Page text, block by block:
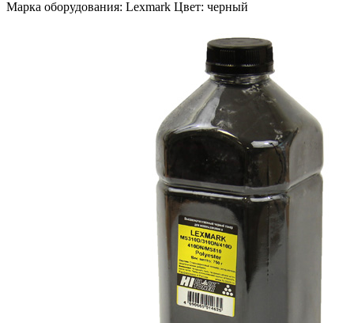
Марка оборудования: Lexmark Цвет: черный